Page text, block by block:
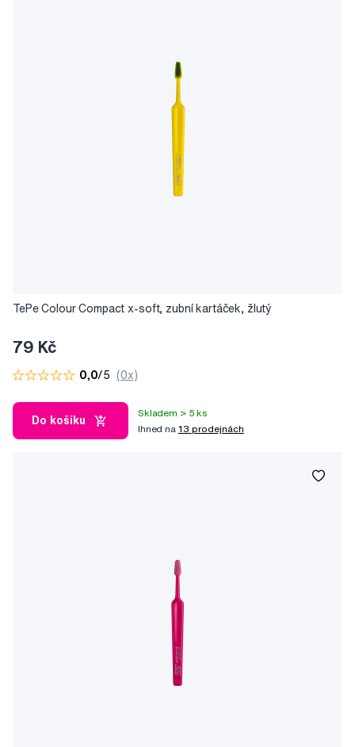
TePe Colour Compact x-soft, zubní kartáček, žlutý
79 Kč
0,0/5 (0x)
Do košíku
Skladem > 5 ks
Ihned na 13 prodejnách